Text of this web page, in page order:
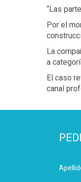
“Las
Por el
La
a
El caso
canal